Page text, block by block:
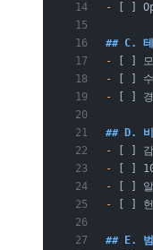
- [ ]
## C.
- [ ] 모
- [ ] 수
- [ ] 경
## D.
- [ ] 감
- [ ]
- [ ] 알
- [ ] 헌
## E.